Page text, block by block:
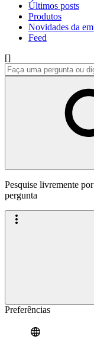
Últimos posts
Produtos
Novidades da
Feed
[]
Pesquise livremente
pergunta
Preferências